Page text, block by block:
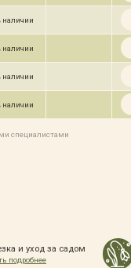
наличии
наличии
наличии
наличии
специалистами
и уход за садом
подробнее